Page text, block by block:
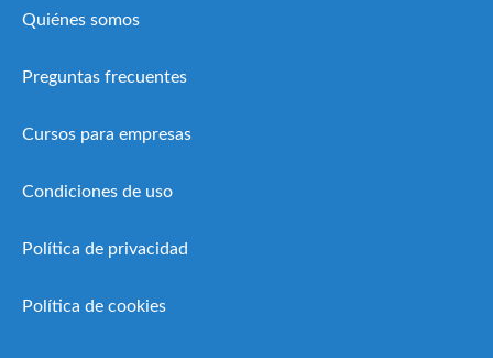
Quiénes somos
Preguntas frecuentes
Cursos para empresas
Condiciones de uso
Política de privacidad
Política de cookies